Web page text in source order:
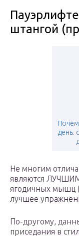
штангой
день.
Не многим
являются
ягодичных мышц
лучшее
По-другому,
приседания в